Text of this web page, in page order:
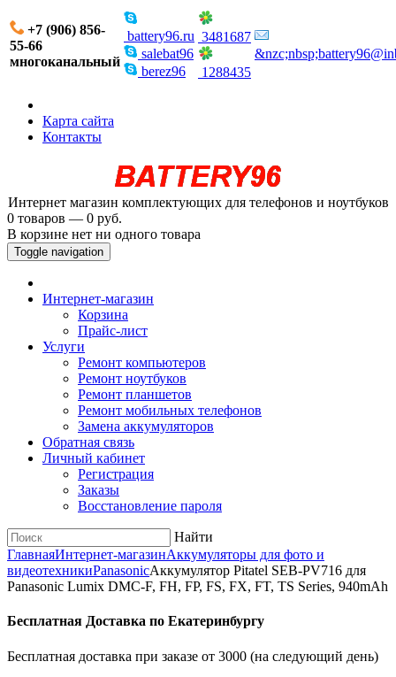
+7 (906) 856-
55-66
многоканальный
battery96.ru
salebat96
berez96
3481687
1288435
Карта сайта
Контакты
Интернет магазин комплектующих для телефонов и ноутбуков
0 товаров — 0 руб.
В корзине нет ни одного товара
Toggle navigation
Интернет-магазин
Корзина
Прайс-лист
Услуги
Ремонт компьютеров
Ремонт ноутбуков
Ремонт планшетов
Ремонт мобильных телефонов
Замена аккумуляторов
Обратная связь
Личный кабинет
Регистрация
Заказы
Восстановление пароля
Найти
ГлавнаяИнтернет-магазинАккумуляторы для фото и
видеотехникиPanasonicАккумулятор Pitatel SEB-PV716 для
Panasonic Lumix DMC-F, FH, FP, FS, FX, FT, TS Series, 940mAh
Бесплатная Доставка по Екатеринбургу
Бесплатная доставка при заказе от 3000 (на следующий день)